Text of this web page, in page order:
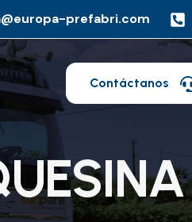
prefabri.com
Contáctanos